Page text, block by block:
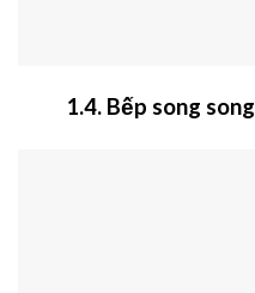
1.4. Bếp song song